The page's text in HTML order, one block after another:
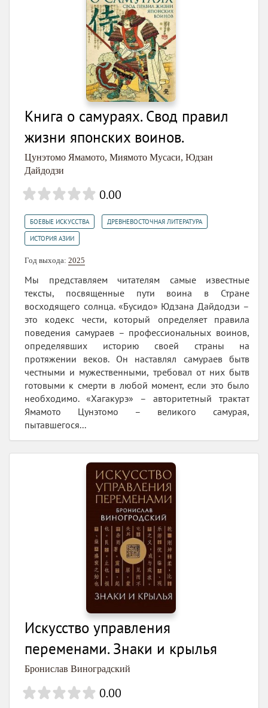
Книга о самураях. Свод правил
жизни японских воинов.
Цунэтомо Ямамото, Миямото Мусаси, Юдзан
Дайдодзи
0.00
БОЕВЫЕ ИСКУССТВА ДРЕВНЕВОСТОЧНАЯ ЛИТЕРАТУРА
ИСТОРИЯ АЗИИ
Год выхода: 2025
Мы представляем читателям самые известные
тексты, посвященные пути воина в Стране
восходящего солнца. «Бусидо» Юдзана Дайдодзи –
это кодекс чести, который определяет правила
поведения самураев – профессиональных воинов,
определявших историю своей страны на
протяжении веков. Он наставлял самураев бытв
честными и мужественными, требовал от них бытв
готовыми к смерти в любой момент, если это было
необходимо. «Хагакурэ» – авторитетный трактат
Ямамото Цунэтомо – великого самурая,
пытавшегося...
Искусство управления
переменами. Знаки и крылья
Бронислав Виноградский
0.00